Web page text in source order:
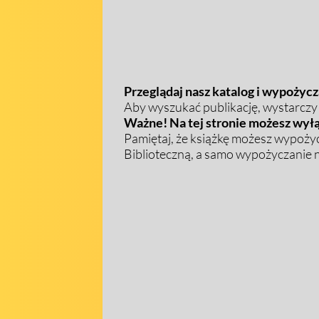
Przeglądaj nasz katalog i
Aby wyszukać publikację,
Ważne! Na tej stronie możesz
Pamiętaj, że książkę możesz
Biblioteczną, a samo wypożyczanie